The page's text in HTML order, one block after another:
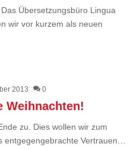
Übersetzungsbüro Lingua
wir vor kurzem als neuen
2013 0
Weihnachten!
zu. Dies wollen wir zum
Vertrauen…